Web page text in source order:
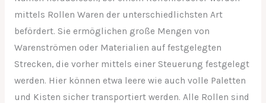
mittels Rollen Waren der unterschiedlichsten Art
befördert. Sie ermöglichen große Mengen von
Warenströmen oder Materialien auf festgelegten
Strecken, die vorher mittels einer Steuerung festgelegt
werden. Hier können etwa leere wie auch volle Paletten
und Kisten sicher transportiert werden. Alle Rollen sind